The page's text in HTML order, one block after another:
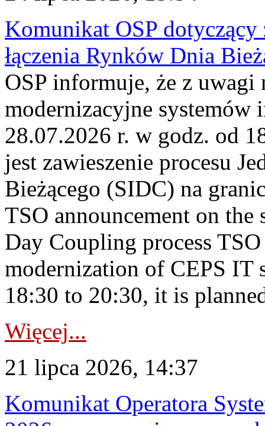
Komunikat OSP dotyczący
łączenia Rynków Dnia
OSP informuje, że z uwagi
modernizacyjne
28.07.2026 r. w godz. od
jest zawieszenie procesu
Bieżącego (SIDC) na
TSO announcement on
Day Coupling process
modernization of CEPS IT
18:30 to 20:30, it is
Więcej...
21 lipca 2026, 14:37
Komunikat Operatora